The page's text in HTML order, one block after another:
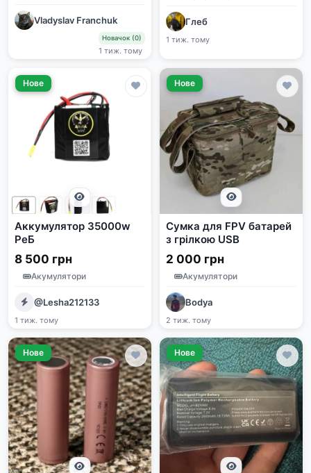
Vladyslav Franchuk
Новачок (0)
1 тиж. тому
Глеб
1 тиж. тому
Нове
Аккумулятор 35000w
РеБ
8 500 грн
Акумулятори
@Lesha212133
1 тиж. тому
Нове
Сумка для FPV батарей
з грілкою USB
2 000 грн
Акумулятори
Bodya
2 тиж. тому
Нове Нове